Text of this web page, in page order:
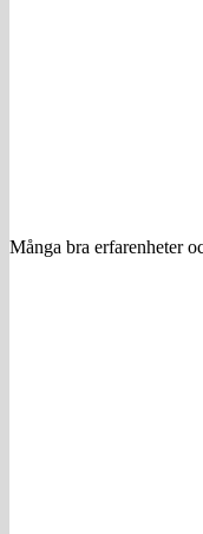
Många bra erfarenheter